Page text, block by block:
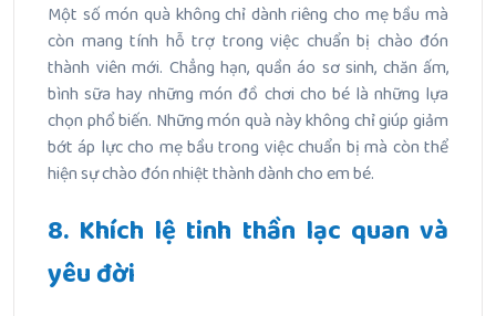
Một số món quà không chỉ dành riêng cho mẹ bầu mà
còn mang tính hỗ trợ trong việc chuẩn bị chào đón
thành viên mới. Chẳng hạn, quần áo sơ sinh, chăn ấm,
bình sữa hay những món đồ chơi cho bé là những lựa
chọn phổ biến. Những món quà này không chỉ giúp giảm
bớt áp lực cho mẹ bầu trong việc chuẩn bị mà còn thể
hiện sự chào đón nhiệt thành dành cho em bé.
8. Khích lệ tinh thần lạc quan và
yêu đời